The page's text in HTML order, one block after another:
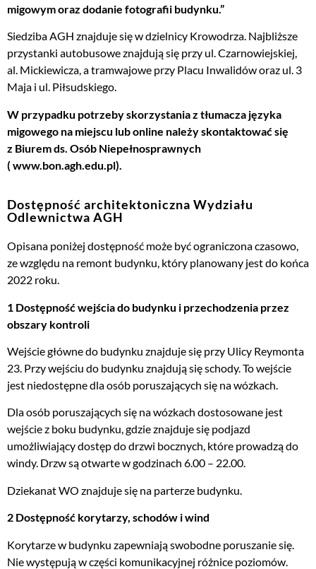
migowym oraz dodanie fotografii budynku.”
Siedziba AGH znajduje się w dzielnicy Krowodrza. Najbliższe
przystanki autobusowe znajdują się przy ul. Czarnowiejskiej,
al. Mickiewicza, a tramwajowe przy Placu Inwalidów oraz ul. 3
Maja i ul. Piłsudskiego.
W przypadku potrzeby skorzystania z tłumacza języka
migowego na miejscu lub online należy skontaktować się
z Biurem ds. Osób Niepełnosprawnych
(www.bon.agh.edu.pl).
Dostępność architektoniczna Wydziału
Odlewnictwa AGH
Opisana poniżej dostępność może być ograniczona czasowo,
ze względu na remont budynku, który planowany jest do końca
2022 roku.
1 Dostępność wejścia do budynku i przechodzenia przez
obszary kontroli
Wejście główne do budynku znajduje się przy Ulicy Reymonta
23. Przy wejściu do budynku znajdują się schody. To wejście
jest niedostępne dla osób poruszających się na wózkach.
Dla osób poruszających się na wózkach dostosowane jest
wejście z boku budynku, gdzie znajduje się podjazd
umożliwiający dostęp do drzwi bocznych, które prowadzą do
windy. Drzw są otwarte w godzinach 6.00 – 22.00.
Dziekanat WO znajduje się na parterze budynku.
2 Dostępność korytarzy, schodów i wind
Korytarze w budynku zapewniają swobodne poruszanie się.
Nie występują w części komunikacyjnej różnice poziomów.